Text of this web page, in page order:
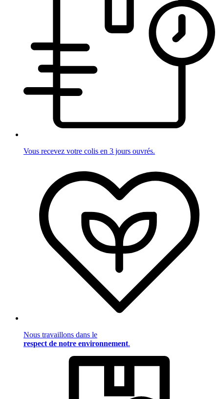
Vous recevez votre colis en 3 jours ouvrés.
Nous travaillons dans le
respect de notre environnement.